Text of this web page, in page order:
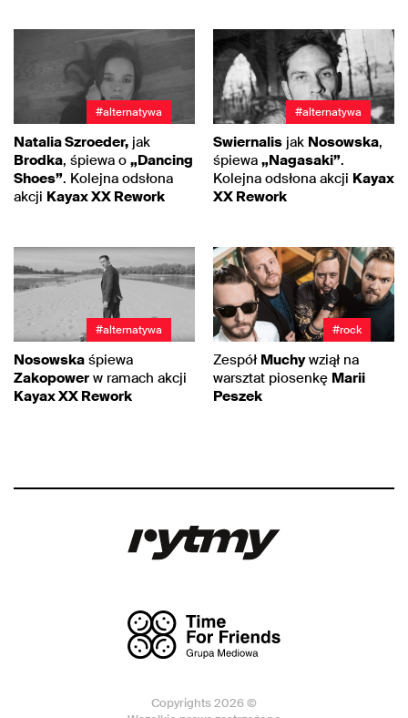
#alternatywa
Natalia Szroeder, jak
Brodka, śpiewa o „Dancing
Shoes”. Kolejna odsłona
akcji Kayax XX Rework
#alternatywa
Swiernalis jak Nosowska,
śpiewa „Nagasaki”.
Kolejna odsłona akcji Kayax
XX Rework
#alternatywa
Nosowska śpiewa
Zakopower w ramach akcji
Kayax XX Rework
#rock
Zespół Muchywziął na
warsztat piosenkę Marii
Peszek
Copyrights 2026 ©